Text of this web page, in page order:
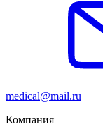
medical@mail.ru
Компания